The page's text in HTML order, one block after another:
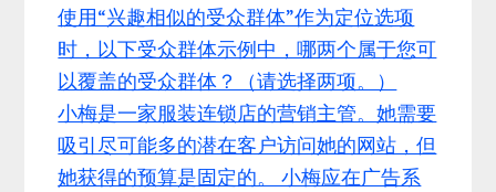
使用“兴趣相似的受众群体”作为定位选项
时，以下受众群体示例中，哪两个属于您可
以覆盖的受众群体？（请选择两项。）
小梅是一家服装连锁店的营销主管。她需要
吸引尽可能多的潜在客户访问她的网站，但
她获得的预算是固定的。 小梅应在广告系